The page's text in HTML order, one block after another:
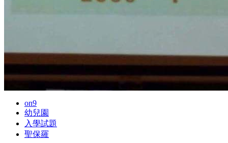
on9
幼兒園
入學試題
聖保羅